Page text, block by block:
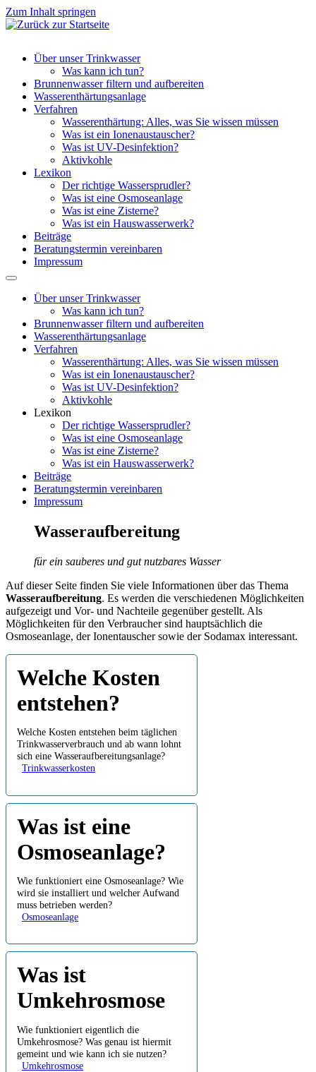
Zum Inhalt springen
Über unser Trinkwasser
Was kann ich tun?
Brunnenwasser filtern und aufbereiten
Wasserenthärtungsanlage
Verfahren
Wasserenthärtung: Alles, was Sie wissen müssen
Was ist ein Ionenaustauscher?
Was ist UV-Desinfektion?
Aktivkohle
Lexikon
Der richtige Wassersprudler?
Was ist eine Osmoseanlage
Was ist eine Zisterne?
Was ist ein Hauswasserwerk?
Beiträge
Beratungstermin vereinbaren
Impressum
Über unser Trinkwasser
Was kann ich tun?
Brunnenwasser filtern und aufbereiten
Wasserenthärtungsanlage
Verfahren
Wasserenthärtung: Alles, was Sie wissen müssen
Was ist ein Ionenaustauscher?
Was ist UV-Desinfektion?
Aktivkohle
Lexikon
Der richtige Wassersprudler?
Was ist eine Osmoseanlage
Was ist eine Zisterne?
Was ist ein Hauswasserwerk?
Beiträge
Beratungstermin vereinbaren
Impressum
Wasseraufbereitung
für ein sauberes und gut nutzbares Wasser
Auf dieser Seite finden Sie viele Informationen über das Thema
Wasseraufbereitung. Es werden die verschiedenen Möglichkeiten
aufgezeigt und Vor- und Nachteile gegenüber gestellt. Als
Möglichkeiten für den Verbraucher sind hauptsächlich die
Osmoseanlage, der Ionentauscher sowie der Sodamax interessant.
Welche Kosten
entstehen?
Welche Kosten entstehen beim täglichen
Trinkwasserverbrauch und ab wann lohnt
sich eine Wasseraufbereitungsanlage?
Trinkwasserkosten
Was ist eine
Osmoseanlage?
Wie funktioniert eine Osmoseanlage? Wie
wird sie installiert und welcher Aufwand
muss betrieben werden?
Osmoseanlage
Was ist
Umkehrosmose
Wie funktioniert eigentlich die
Umkehrosmose? Was genau ist hiermit
gemeint und wie kann ich sie nutzen?
Umkehrosmose